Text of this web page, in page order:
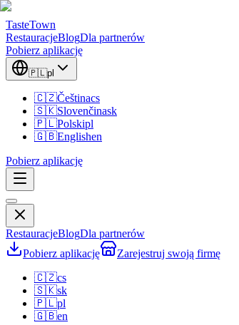
TasteTown
RestauracjeBlogDla partnerów
Pobierz aplikację
🇵🇱pl
🇨🇿Češtinacs
🇸🇰Slovenčinask
🇵🇱Polskipl
🇬🇧Englishen
Pobierz aplikację
RestauracjeBlogDla partnerów
Pobierz aplikację
Zarejestruj swoją firmę
🇨🇿cs
🇸🇰sk
🇵🇱pl
🇬🇧en